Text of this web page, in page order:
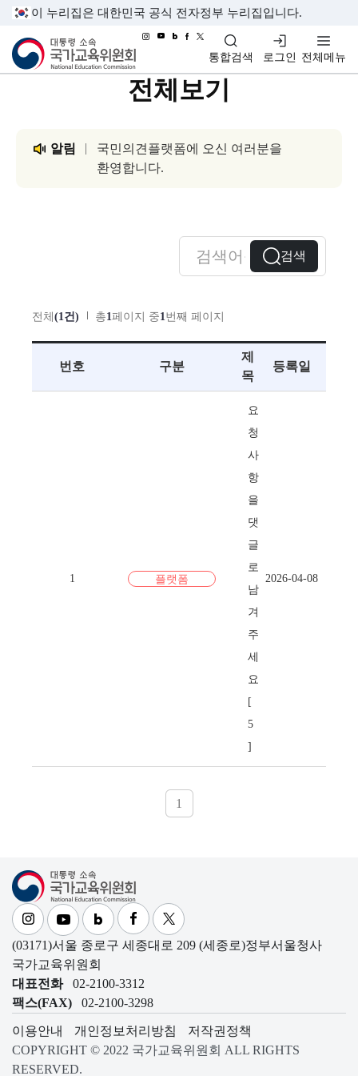
이 누리집은 대한민국 공식 전자정부 누리집입니다.
대통령소속 국가교육위원회
통합검색 로그인 전체메뉴
전체보기
알림
국민의견플랫폼에 오신 여러분을
환영합니다.
검색
전체 (1건) 총1페이지 중1번째 페이지
번호 구분
제
목
등록일
1 플랫폼
요
청
사
항
을
댓
글
로
남
겨
주
세
요
[
5
]
2026-04-08
1
대통령소속 국가교육위원회
(03171)서울 종로구 세종대로 209 (세종로)정부서울청사
국가교육위원회
대표전화
02-2100-3312
팩스(FAX)
02-2100-3298
이용안내 개인정보처리방침
저작권정책
COPYRIGHT © 2022 국가교육위원회 ALL RIGHTS
RESERVED.